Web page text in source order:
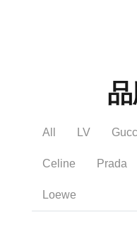
All LV
Celine Prada
Loewe